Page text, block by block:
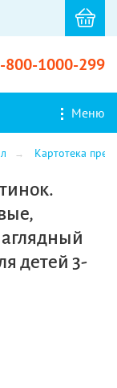
800-1000-299
Меню
Картотека
детей 3-